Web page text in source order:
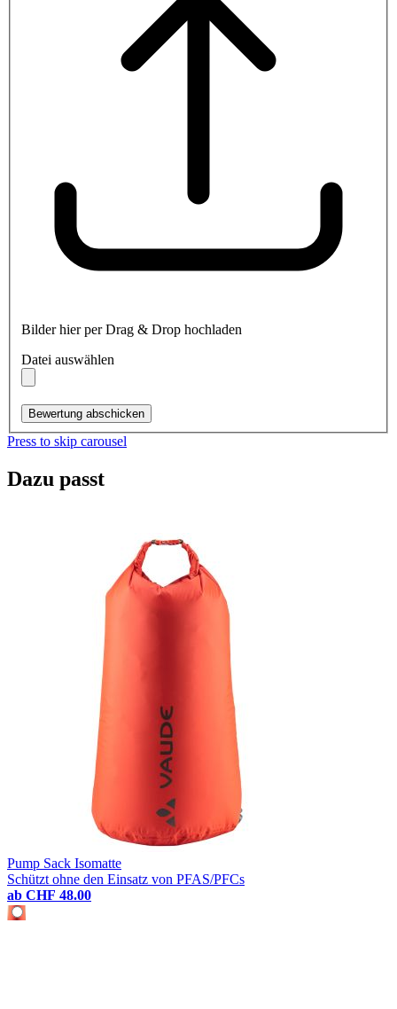
Bilder hier per Drag & Drop hochladen
Datei auswählen
Bewertung abschicken
Press to skip carousel
Dazu passt
Pump Sack Isomatte
Schützt ohne den Einsatz von PFAS/PFCs
ab CHF 48.00